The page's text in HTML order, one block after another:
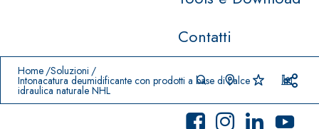
Contatti
Home Soluzioni
Intonacatura deumidificante con prodotti a base di calce
idraulica naturale NHL
Prodotti in primo piano